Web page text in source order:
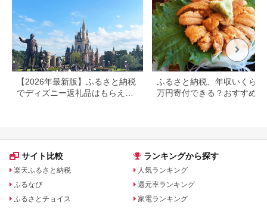
【2026年最新版】ふるさと納税
でディズニー返礼品はもらえ
ふるさと納税、年収いくらで
万円寄付できる？おすすめ返
サイト比較
楽天ふるさと納税
ふるなび
ふるさとチョイス
ランキングから探す
人気ランキング
還元率ランキング
家電ランキング